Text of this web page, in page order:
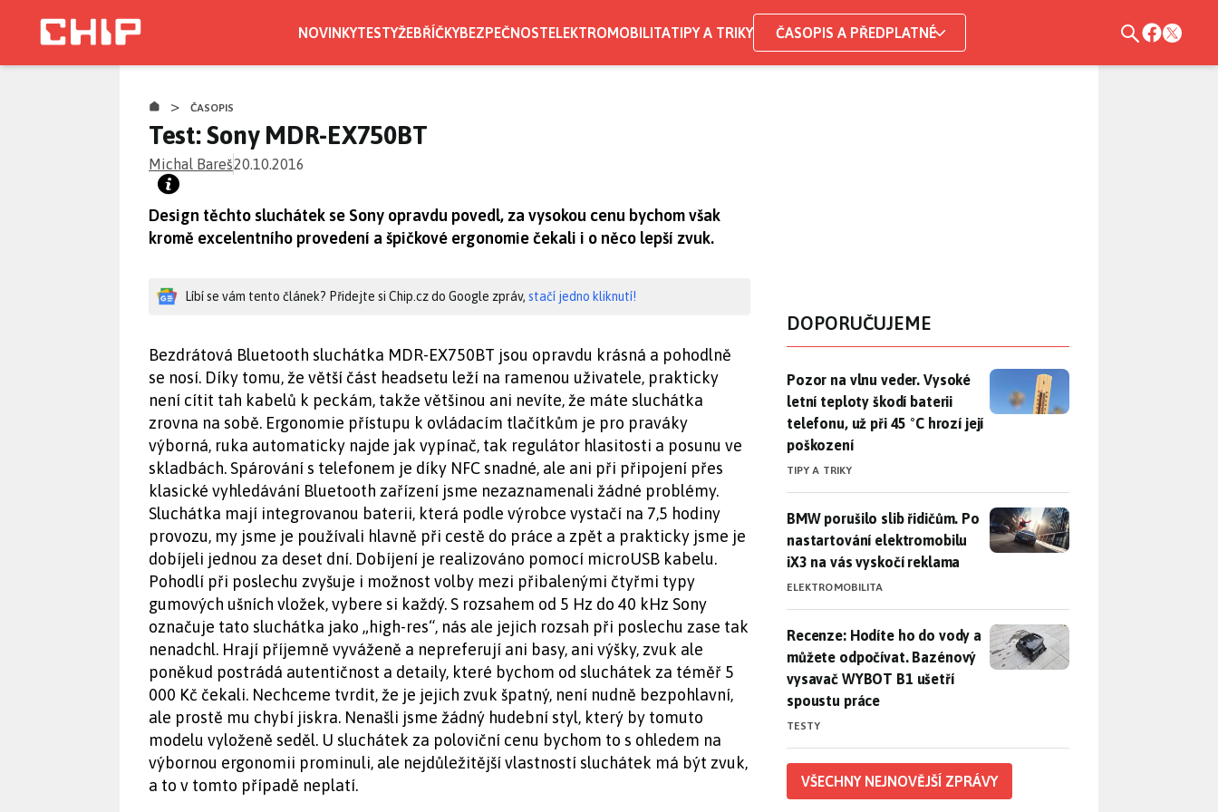
NOVINKYTESTYŽEBŘÍČKYBEZPEČNOSTELEKTROMOBILITATIPY A TRIKY ČASOPIS A PŘEDPLATNÉ
> ČASOPIS
Test: Sony MDR-EX750BT
Michal Bareš20.10.2016
Design těchto sluchátek se Sony opravdu povedl, za vysokou cenu bychom však
kromě excelentního provedení a špičkové ergonomie čekali i o něco lepší zvuk.
Líbí se vám tento článek? Přidejte si Chip.cz do Google zpráv, stačí jedno kliknutí!
Bezdrátová Bluetooth sluchátka MDR-EX750BT jsou opravdu krásná a pohodlně
se nosí. Díky tomu, že větší část headsetu leží na ramenou uživatele, prakticky
není cítit tah kabelů k peckám, takže většinou ani nevíte, že máte sluchátka
zrovna na sobě. Ergonomie přístupu k ovládacím tlačítkům je pro praváky
výborná, ruka automaticky najde jak vypínač, tak regulátor hlasitosti a posunu ve
skladbách. Spárování s telefonem je díky NFC snadné, ale ani při připojení přes
klasické vyhledávání Bluetooth zařízení jsme nezaznamenali žádné problémy.
Sluchátka mají integrovanou baterii, která podle výrobce vystačí na 7,5 hodiny
provozu, my jsme je používali hlavně při cestě do práce a zpět a prakticky jsme je
dobíjeli jednou za deset dní. Dobíjení je realizováno pomocí microUSB kabelu.
Pohodlí při poslechu zvyšuje i možnost volby mezi přibalenými čtyřmi typy
gumových ušních vložek, vybere si každý. S rozsahem od 5 Hz do 40 kHz Sony
označuje tato sluchátka jako „high-res“, nás ale jejich rozsah při poslechu zase tak
nenadchl. Hrají příjemně vyváženě a nepreferují ani basy, ani výšky, zvuk ale
poněkud postrádá autentičnost a detaily, které bychom od sluchátek za téměř 5
000 Kč čekali. Nechceme tvrdit, že je jejich zvuk špatný, není nudně bezpohlavní,
ale prostě mu chybí jiskra. Nenašli jsme žádný hudební styl, který by tomuto
modelu vyloženě seděl. U sluchátek za poloviční cenu bychom to s ohledem na
výbornou ergonomii prominuli, ale nejdůležitější vlastností sluchátek má být zvuk,
a to v tomto případě neplatí.
DOPORUČUJEME
Pozor na vlnu veder. Vysoké letní teploty škodí baterii telefonu,
Pozor na vlnu veder. Vysoké
letní teploty škodí baterii
telefonu, už při 45 °C hrozí její
poškození
TIPY A TRIKY
BMW porušilo slib řidičům. Po nastartování elektromobilu iX3 na
BMW porušilo slib řidičům. Po
nastartování elektromobilu
iX3 na vás vyskočí reklama
ELEKTROMOBILITA
Recenze: Hodíte ho do vody a můžete odpočívat. Bazénový
Recenze: Hodíte ho do vody a
můžete odpočívat. Bazénový
vysavač WYBOT B1 ušetří
spoustu práce
TESTY
VŠECHNY NEJNOVĚJŠÍ ZPRÁVY